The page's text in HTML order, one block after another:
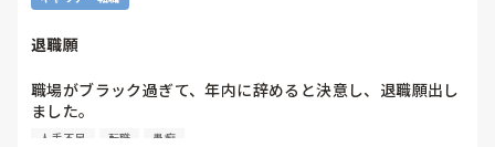
ない、私には言うというのであれば、明らかに差別的行為、
これが続くようであれば会社を通してパワハラ問題として申
俺は主任なんだからお前より偉い、俺を怒らせるとわかってる
同じ土俵には上がらないぜ、
ってか？
退職願
職場がブラック過ぎて、年内に辞めると決意し、退職願出し
ました。
施設長の第一声は「それは困る」でした。
人手不足 転職 愚痴